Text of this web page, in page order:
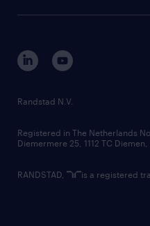
corporate governance
randstad innovation fund
country websites
Randstad N.V.
Registered in The Netherlands
Diemermere 25, 1112 TC
RANDSTAD, is a registered